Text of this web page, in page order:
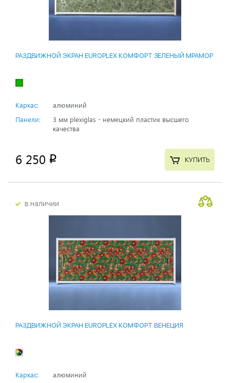
РАЗДВИЖНОЙ ЭКРАН EUROPLEX КОМФОРТ ЗЕЛЕНЫЙ МРАМОР
Каркас:
алюминий
Панели:
3 мм plexiglas - немецкий пластик высшего
качества
6 250 p КУПИТЬ
в наличии
РАЗДВИЖНОЙ ЭКРАН EUROPLEX КОМФОРТ ВЕНЕЦИЯ
Каркас:
алюминий